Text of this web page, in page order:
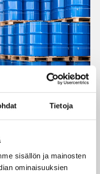
Tietoja
sisällön ja mainosten
ominaisuuksien
pakkauksiin,